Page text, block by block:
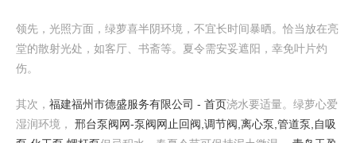
领先，光照方面，绿萝喜半阴环境，不宜长时间暴晒。恰当放在亮
堂的散射光处，如客厅、书斋等。夏令需安妥遮阳，幸免叶片灼
伤。
其次， 福建福州市德盛服务有限公司 - 首页浇水要适量。绿萝心爱
湿润环境， 邢台泵阀网-泵阀网止回阀,调节阀,离心泵,管道泵,自吸